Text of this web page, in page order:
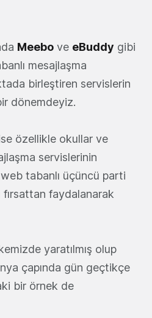
Meebo ve eBuddy gibi
mesajlaşma
birleştiren servislerin
dönemdeyiz.
özellikle okullar ve
servislerinin
tabanlı üçüncü parti
fırsattan faydalanarak
yaratılmış olup
çapında gün geçtikçe
bir örnek de